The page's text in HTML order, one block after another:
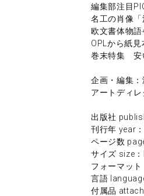
編集部注目
名工の肖像「
欧文書体物語
OPLから紙
巻末特集 安
企画・編集
アートディ
出版社
刊行年 year
ページ数
サイズ size
フォーマッ
言語
付属品